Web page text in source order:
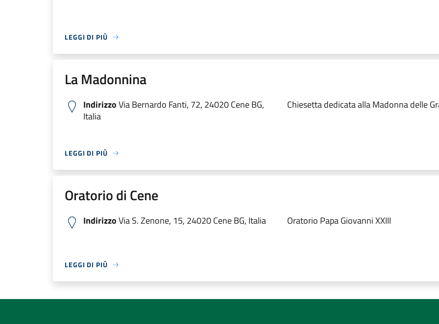
LEGGI DI PIÙ
La Madonnina
IndirizzoVia Bernardo Fanti, 72, 24020 Cene BG,
Italia
Chiesetta dedicata alla Madonna delle
LEGGI DI PIÙ
Oratorio di Cene
IndirizzoVia S. Zenone, 15, 24020 Cene BG, Italia Oratorio Papa Giovanni XXIII
LEGGI DI PIÙ